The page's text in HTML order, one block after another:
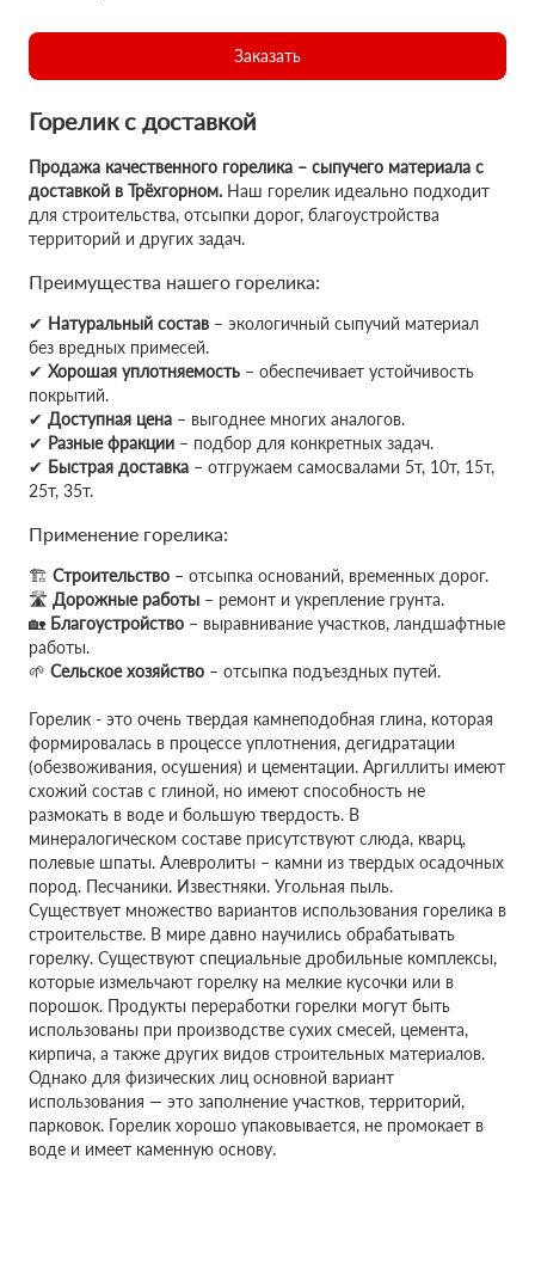
Заказать
Горелик с доставкой
Продажа качественного горелика – сыпучего материала с
доставкой в Трёхгорном. Наш горелик идеально подходит
для строительства, отсыпки дорог, благоустройства
территорий и других задач.
Преимущества нашего горелика:
✔ Натуральный состав – экологичный сыпучий материал
без вредных примесей.
✔ Хорошая уплотняемость – обеспечивает устойчивость
покрытий.
✔ Доступная цена – выгоднее многих аналогов.
✔ Разные фракции – подбор для конкретных задач.
✔ Быстрая доставка – отгружаем самосвалами 5т, 10т, 15т,
25т, 35т.
Применение горелика:
🏗 Строительство – отсыпка оснований, временных дорог.
🛣 Дорожные работы – ремонт и укрепление грунта.
🏡 Благоустройство – выравнивание участков, ландшафтные
работы.
🌱 Сельское хозяйство – отсыпка подъездных путей.
Горелик - это очень твердая камнеподобная глина, которая
формировалась в процессе уплотнения, дегидратации
(обезвоживания, осушения) и цементации. Аргиллиты имеют
схожий состав с глиной, но имеют способность не
размокать в воде и большую твердость. В
минералогическом составе присутствуют слюда, кварц,
полевые шпаты. Алевролиты – камни из твердых осадочных
пород. Песчаники. Известняки. Угольная пыль.
Существует множество вариантов использования горелика в
строительстве. В мире давно научились обрабатывать
горелку. Существуют специальные дробильные комплексы,
которые измельчают горелку на мелкие кусочки или в
порошок. Продукты переработки горелки могут быть
использованы при производстве сухих смесей, цемента,
кирпича, а также других видов строительных материалов.
Однако для физических лиц основной вариант
использования — это заполнение участков, территорий,
парковок. Горелик хорошо упаковывается, не промокает в
воде и имеет каменную основу.